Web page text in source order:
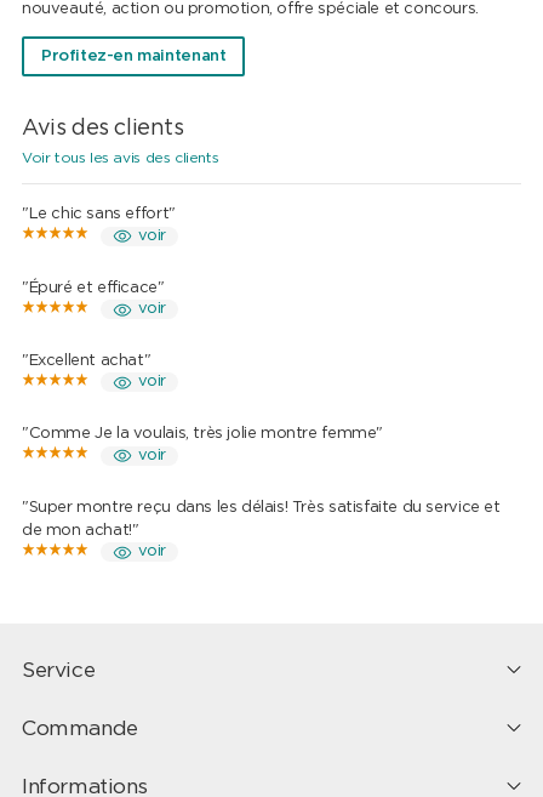
nouveauté, action ou promotion, offre spéciale et concours.
Profitez-en maintenant
Avis des clients
Voir tous les avis des clients
"Le chic sans effort"
voir
"Épuré et efficace"
voir
"Excellent achat"
voir
"Comme Je la voulais, très jolie montre femme"
voir
"Super montre reçu dans les délais! Très satisfaite du service et
de mon achat!"
voir
Service
Commande
Informations